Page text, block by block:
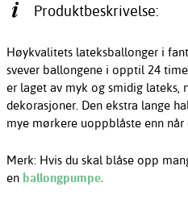
Produktbeskrivelse:
Høykvalitets lateksballonger i
svever ballongene i opptil 24
er laget av myk og smidig lateks,
dekorasjoner. Den ekstra lange
mye mørkere uoppblåste enn
Merk: Hvis du skal blåse opp
en ballongpumpe.